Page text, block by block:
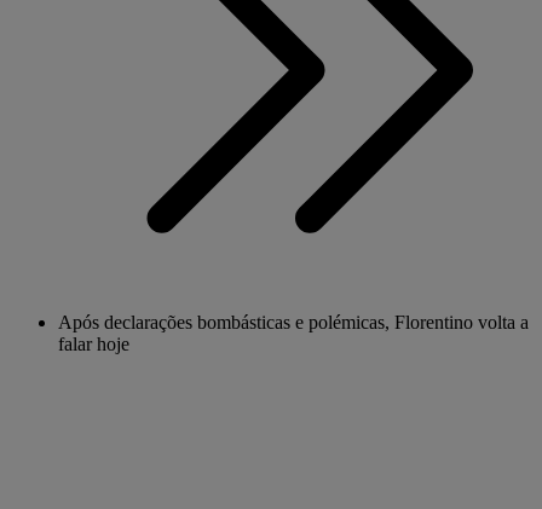
Após declarações bombásticas e polémicas, Florentino volta a
falar hoje